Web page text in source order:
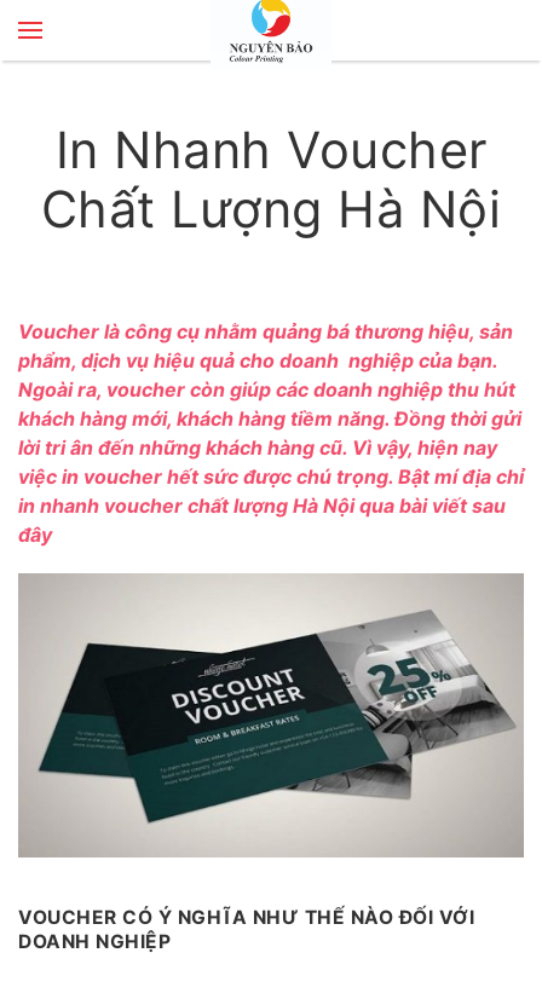
Skip to main content
In Nhanh Voucher
Chất Lượng Hà Nội
Voucher là công cụ nhằm quảng bá thương hiệu, sản
phẩm, dịch vụ hiệu quả cho doanh nghiệp của bạn.
Ngoài ra, voucher còn giúp các doanh nghiệp thu hút
khách hàng mới, khách hàng tiềm năng. Đồng thời gửi
lời tri ân đến những khách hàng cũ. Vì vậy, hiện nay
việc in voucher hết sức được chú trọng. Bật mí địa chỉ
in nhanh voucher chất lượng Hà Nội qua bài viết sau
đây
VOUCHER CÓ Ý NGHĨA NHƯ THẾ NÀO ĐỐI VỚI
DOANH NGHIỆP